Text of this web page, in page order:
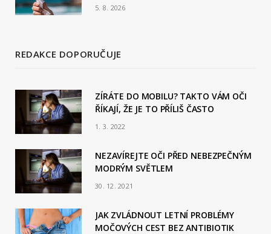
5. 8. 2026
REDAKCE DOPORUČUJE
ZÍRÁTE DO MOBILU? TAKTO VÁM OČI
ŘÍKAJÍ, ŽE JE TO PŘÍLIŠ ČASTO
1. 3. 2022
NEZAVÍREJTE OČI PŘED NEBEZPEČNÝM
MODRÝM SVĚTLEM
30. 12. 2021
JAK ZVLÁDNOUT LETNÍ PROBLÉMY
MOČOVÝCH CEST BEZ ANTIBIOTIK